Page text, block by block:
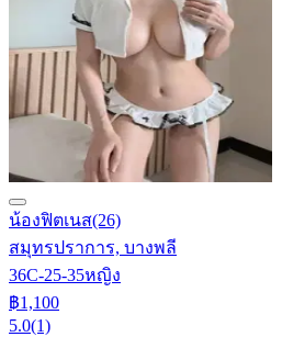
น้องฟิตเนส(26)
สมุทรปราการ, บางพลี
36C-25-35หญิง
฿1,100
5.0(1)